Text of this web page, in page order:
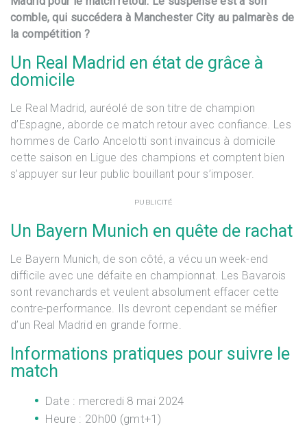
comble, qui succédera à Manchester City au palmarès de
la compétition ?
Un Real Madrid en état de grâce à
domicile
Le Real Madrid, auréolé de son titre de champion
d’Espagne, aborde ce match retour avec confiance. Les
hommes de Carlo Ancelotti sont invaincus à domicile
cette saison en Ligue des champions et comptent bien
s’appuyer sur leur public bouillant pour s’imposer.
PUBLICITÉ
Un Bayern Munich en quête de rachat
Le Bayern Munich, de son côté, a vécu un week-end
difficile avec une défaite en championnat. Les Bavarois
sont revanchards et veulent absolument effacer cette
contre-performance. Ils devront cependant se méfier
d’un Real Madrid en grande forme.
Informations pratiques pour suivre le
match
Date : mercredi 8 mai 2024
Heure : 20h00 (gmt+1)